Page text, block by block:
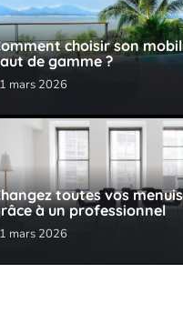
choisir son
de gamme ?
mars 2026
toutes vos
à un professionnel
mars 2026